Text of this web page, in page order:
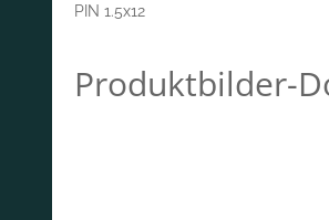
PIN 1.5x12
Produktbilder-